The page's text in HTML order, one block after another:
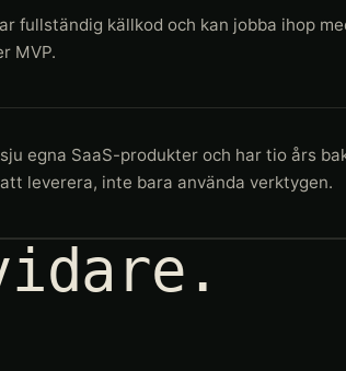
fullständig källkod och kan jobba ihop
MVP.
egna SaaS-produkter och har tio års
leverera, inte bara använda verktygen.